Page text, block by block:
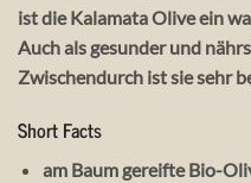
ist die Kalamata Olive ein
Auch als gesunder und
Zwischendurch ist sie sehr
Short Facts
am Baum gereifte Bio-